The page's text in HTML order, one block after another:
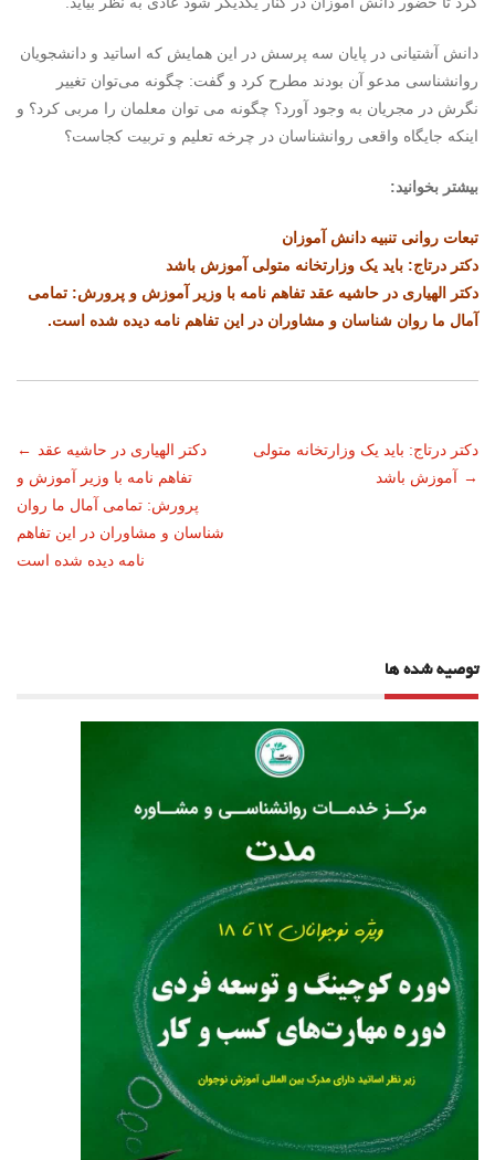
دانش آشتیانی در پایان سه پرسش در این همایش که اساتید و دانشجویان
روانشناسی مدعو آن بودند مطرح کرد و گفت: چگونه می‌توان تغییر
نگرش در مجریان به وجود آورد؟ چگونه می توان معلمان را مربی کرد؟ و
اینکه جایگاه واقعی روانشناسان در چرخه تعلیم و تربیت کجاست؟
بیشتر بخوانید:
تبعات روانی تنبیه دانش آموزان
دکتر درتاج: باید یک وزارتخانه متولی آموزش باشد
دکتر الهیاری در حاشیه عقد تفاهم نامه با وزیر آموزش و پرورش: تمامی
آمال ما روان شناسان و مشاوران در این تفاهم نامه دیده شده است.
ناوبری
نوشته
← دکتر الهیاری در حاشیه عقد
تفاهم نامه با وزیر آموزش و
پرورش: تمامی آمال ما روان
شناسان و مشاوران در این تفاهم
نامه دیده شده است
دکتر درتاج: باید یک وزارتخانه متولی
آموزش باشد →
توصیه شده ها